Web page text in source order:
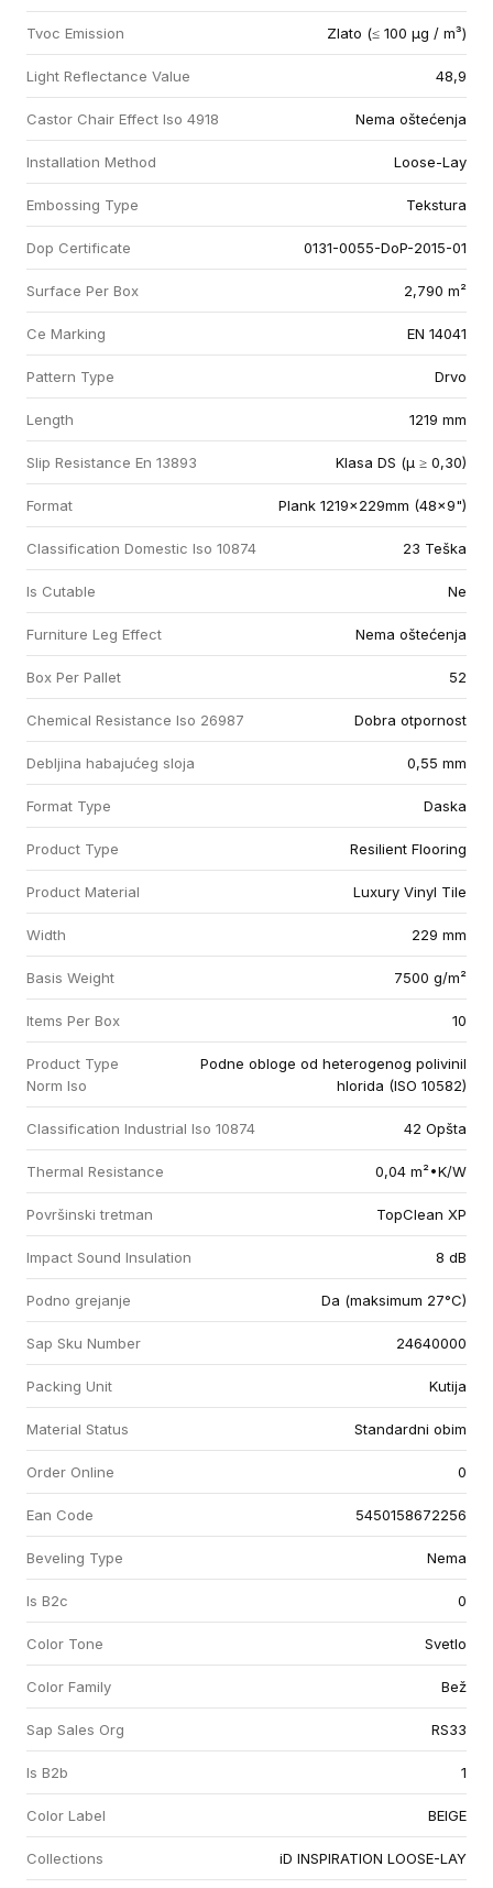
Tvoc Emission Zlato (≤ 100 µg / m³)
Light Reflectance Value 48,9
Castor Chair Effect Iso 4918 Nema oštećenja
Installation Method Loose-Lay
Embossing Type Tekstura
Dop Certificate 0131-0055-DoP-2015-01
Surface Per Box 2,790 m²
Ce Marking EN 14041
Pattern Type Drvo
Length 1219 mm
Slip Resistance En 13893 Klasa DS (µ ≥ 0,30)
Format Plank 1219x229mm (48x9")
Classification Domestic Iso 10874 23 Teška
Is Cutable Ne
Furniture Leg Effect Nema oštećenja
Box Per Pallet 52
Chemical Resistance Iso 26987 Dobra otpornost
Debljina habajućeg sloja 0,55 mm
Format Type Daska
Product Type Resilient Flooring
Product Material Luxury Vinyl Tile
Width 229 mm
Basis Weight 7500 g/m²
Items Per Box 10
Product Type
Norm Iso
Podne obloge od heterogenog polivinil
hlorida (ISO 10582)
Classification Industrial Iso 10874 42 Opšta
Thermal Resistance 0,04 m²•K/W
Površinski tretman TopClean XP
Impact Sound Insulation 8 dB
Podno grejanje Da (maksimum 27°C)
Sap Sku Number 24640000
Packing Unit Kutija
Material Status Standardni obim
Order Online 0
Ean Code 5450158672256
Beveling Type Nema
Is B2c 0
Color Tone Svetlo
Color Family Bež
Sap Sales Org RS33
Is B2b 1
Color Label BEIGE
Collections iD INSPIRATION LOOSE-LAY